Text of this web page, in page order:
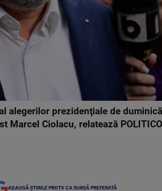
alegerilor prezidenţiale de
Ciolacu, relatează
ADAUGĂ ȘTIRILE PROTV CA SURSĂ PREFERATĂ